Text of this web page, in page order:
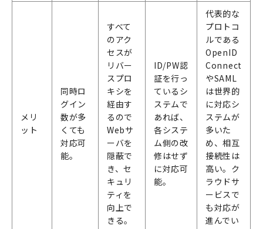
メリ
ット
同時ロ
グイン
数が多
くても
対応可
能。
すべて
のアク
セスが
リバー
スプロ
キシを
経由す
るので
Webサ
ーバを
隠蔽で
き、セ
キュリ
ティを
向上で
きる。
ID/PW認
証を行っ
ているシ
ステムで
あれば、
各システ
ム側の改
修はせず
に対応可
能。
代表的な
プロトコ
ルである
OpenID
Connect
やSAML
は世界的
に対応シ
ステムが
多いた
め、相互
接続性は
高い。ク
ラウドサ
ービスで
も対応が
進んでい